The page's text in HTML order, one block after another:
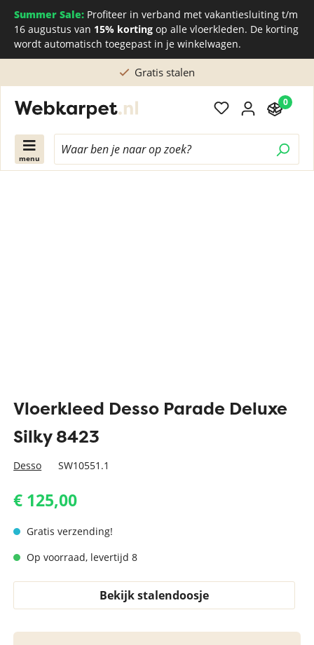
Summer Sale: Profiteer in verband met vakantiesluiting t/m
16 augustus van 15% korting op alle vloerkleden. De korting
wordt automatisch toegepast in je winkelwagen.
Gratis stalen
menu
0
Vloerkleed Desso Parade Deluxe
Silky 8423
Desso SW10551.1
€ 125,00
Gratis verzending!
Op voorraad, levertijd 8
Bekijk stalendoosje